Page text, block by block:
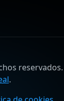
reservados.
.